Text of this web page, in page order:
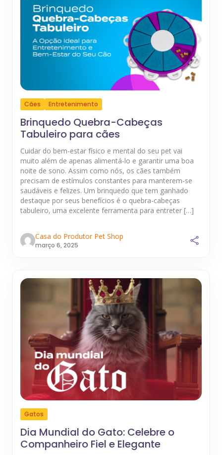
Cães Entretenimento
Brinquedo Quebra-Cabeças
Tabuleiro para cães
Cuidar do bem-estar físico e mental do seu pet vai
muito além de apenas alimentá-lo e garantir uma boa
noite de sono. Assim como nós, os cães também
precisam de estímulos constantes para manterem-se
saudáveis e felizes. Um brinquedo que tem ganhado
destaque por seus benefícios é o quebra-cabeças
tabuleiro, uma excelente ferramenta para entreter […]
Casa do Produtor Pet Shop
março 6, 2025
Gatos
Dia Mundial do Gato: Celebre o
Companheiro Fiel e Elegante